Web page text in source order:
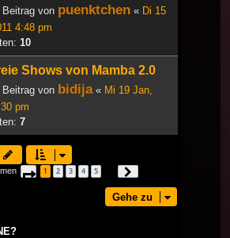
Beitrag von puenktchen « Di 15
4:48 pm
10
Shows von Mamba 2.0
Beitrag von bidija« Mi 19 Jan,
pm
7
Seite 1von
1 2 3 4 5
Gehe zu